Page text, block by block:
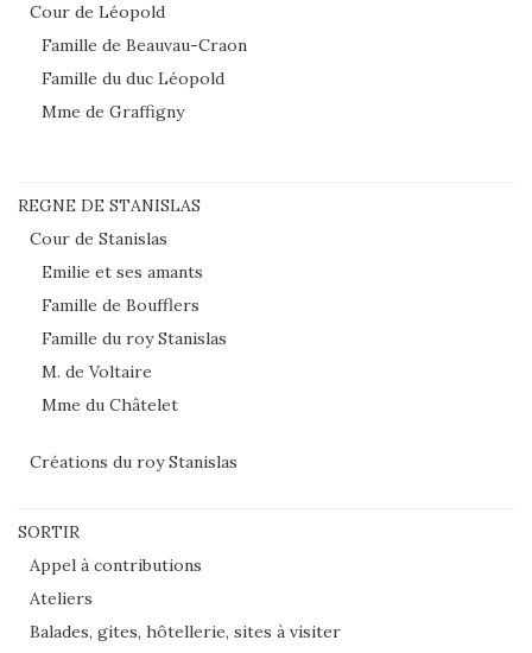
Cour de Léopold
Famille de Beauvau-Craon
Famille du duc Léopold
Mme de Graffigny
REGNE DE STANISLAS
Cour de Stanislas
Emilie et ses amants
Famille de Boufflers
Famille du roy Stanislas
M. de Voltaire
Mme du Châtelet
Créations du roy Stanislas
SORTIR
Appel à contributions
Ateliers
Balades, gites, hôtellerie, sites à visiter